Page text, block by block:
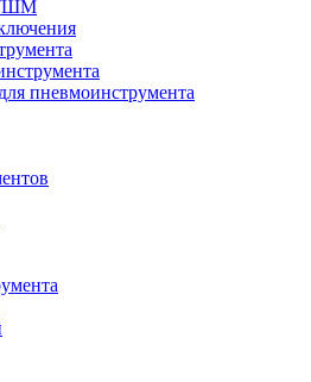
пневмоинструмента